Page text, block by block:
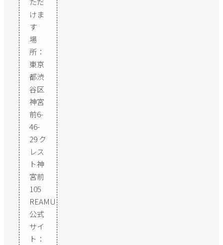
けま
す
場
所：
東京
都渋
谷区
神宮
前6-
46-
29 ク
レス
ト神
宮前
105
REAMU
公式
サイ
ト：